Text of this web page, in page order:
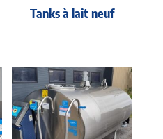
Tanks à lait neuf